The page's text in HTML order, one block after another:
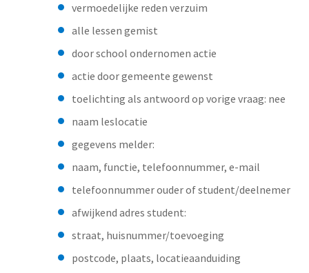
vermoedelijke reden verzuim
alle lessen gemist
door school ondernomen actie
actie door gemeente gewenst
toelichting als antwoord op vorige vraag: nee
naam leslocatie
gegevens melder:
naam, functie, telefoonnummer, e-mail
telefoonnummer ouder of student/deelnemer
afwijkend adres student:
straat, huisnummer/toevoeging
postcode, plaats, locatieaanduiding